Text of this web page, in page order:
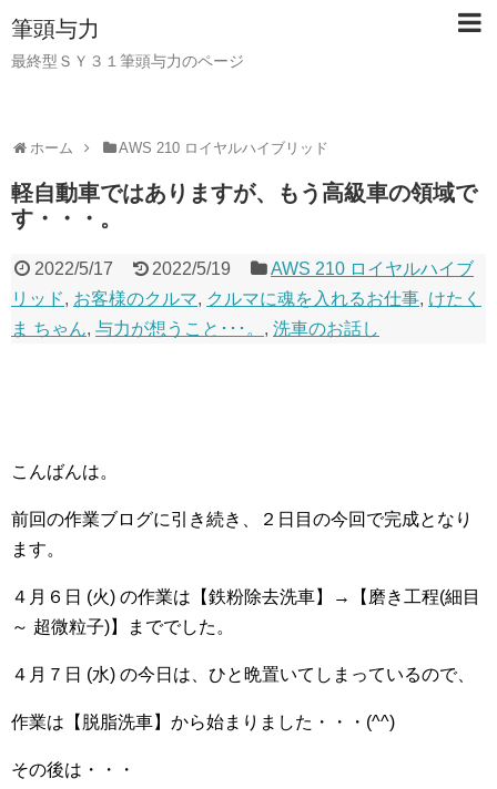
筆頭与力
最終型ＳＹ３１筆頭与力のページ
ホーム AWS 210 ロイヤルハイブリッド
軽自動車ではありますが、もう高級車の領域で
す・・・。
2022/5/17 2022/5/19
AWS 210 ロイヤルハイブ
リッド, お客様のクルマ, クルマに魂を入れるお仕事, けたく
ま ちゃん, 与力が想うこと･･･。 , 洗車のお話し
こんばんは。
前回の作業ブログに引き続き、２日目の今回で完成となり
ます。
４月６日 (火) の作業は【鉄粉除去洗車】→【磨き工程(細目
～ 超微粒子)】まででした。
４月７日 (水) の今日は、ひと晩置いてしまっているので、
作業は【脱脂洗車】から始まりました・・・(^^)
その後は・・・